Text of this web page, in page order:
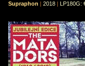
Supraphon | 2018 | LP180G: